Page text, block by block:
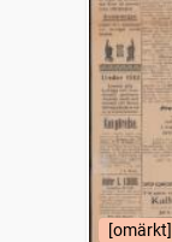
[omärkt]